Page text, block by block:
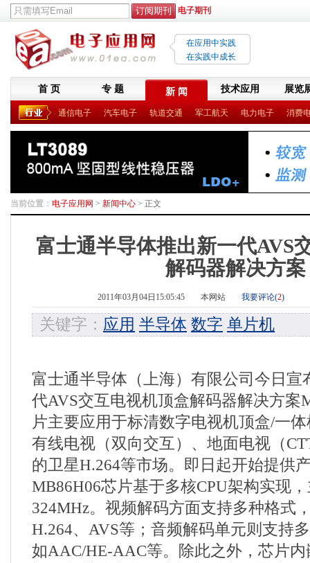
电子期刊
在应用中实践
在实践中成长
首 页 专 题 新 闻 技术应用 展览
通信电子 汽车电子 轨道交通 军工航天 电力电子 消费
当前位置： 电子应用网 > 新闻中心 > 正文
富士通半导体推出新一代AVS
解码器解决方案
2011年03月04日15:05:45 本网站 我要评论(2)
关键字： 应用 半导体 数字 单片机
富士通半导体（上海）有限公司今日宣
代AVS交互电视机顶盒解码器解决方案
片主要应用于标清数字电视机顶盒/一
有线电视（双向交互）、地面电视（
的卫星H.264等市场。即日起开始提供
MB86H06芯片基于多核CPU架构实现
324MHz。视频解码方面支持多种格式
H.264、AVS等；音频解码单元则支持
如AAC/HE-AAC等。除此之外，芯片